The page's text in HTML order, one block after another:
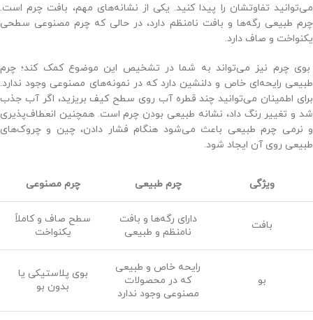
می‌توانید تفاوتشان را پیدا کنید. یکی از نشانه‌های مهم، بافت چرم است.
چرم طبیعی رگه‌ها و بافت نامنظم دارد، در حالی که چرم مصنوعی سطحی
یکنواخت و صاف دارد.
بوی چرم نیز می‌تواند به شما در تشخیص این موضوع کمک کند؛ چرم
طبیعی رایحه‌ای خاص و دلنشین دارد که در نمونه‌های مصنوعی وجود ندارد.
برای اطمینان می‌توانید چند قطره آب روی سطح کیف بریزید، اگر آب جذب
شد و تغییر رنگ داد، نشانه طبیعی بودن چرم است. همچنین انعطاف‌پذیری
و نرمی چرم طبیعی باعث می‌شود هنگام فشار دادن، چین و چروک‌های
طبیعی روی آن ایجاد شود.
ویژگی چرم طبیعی چرم مصنوعی
بافت
دارای رگه‌ها و بافت
نامنظم و طبیعی
سطح صاف و کاملاً
یکنواخت
بو
رایحه خاص و طبیعی
که در محصولات
مصنوعی وجود ندارد
بوی پلاستیکی یا
بدون بو